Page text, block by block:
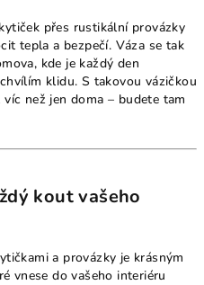
přes rustikální provázky
tepla a bezpečí. Váza se tak
kde je každý den
klidu. S takovou vázičkou
než jen doma – budete tam
kout vašeho
a provázky je krásným
vnese do vašeho interiéru